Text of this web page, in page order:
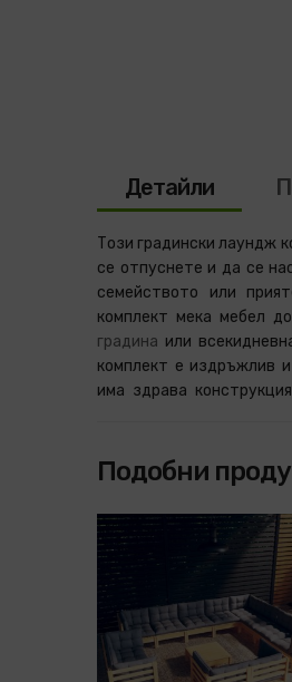
Детайли
Този градински лаундж
се отпуснете и да се
семейството или
комплект мека мебел
градина или
комплект е издръжлив
има здрава
Подобни